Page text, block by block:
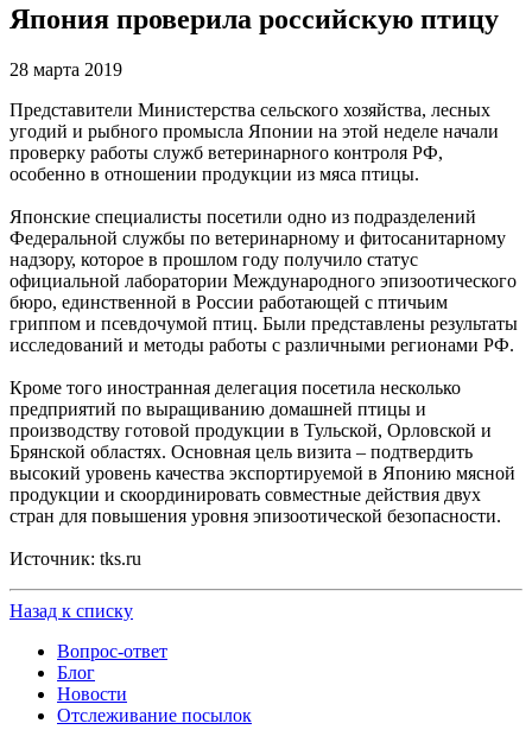
Япония проверила российскую птицу
28 марта 2019
Представители Министерства сельского хозяйства, лесных
угодий и рыбного промысла Японии на этой неделе начали
проверку работы служб ветеринарного контроля РФ,
особенно в отношении продукции из мяса птицы.
Японские специалисты посетили одно из подразделений
Федеральной службы по ветеринарному и фитосанитарному
надзору, которое в прошлом году получило статус
официальной лаборатории Международного эпизоотического
бюро, единственной в России работающей с птичьим
гриппом и псевдочумой птиц. Были представлены результаты
исследований и методы работы с различными регионами РФ.
Кроме того иностранная делегация посетила несколько
предприятий по выращиванию домашней птицы и
производству готовой продукции в Тульской, Орловской и
Брянской областях. Основная цель визита – подтвердить
высокий уровень качества экспортируемой в Японию мясной
продукции и скоординировать совместные действия двух
стран для повышения уровня эпизоотической безопасности.
Источник: tks.ru
Назад к списку
Вопрос-ответ
Блог
Новости
Отслеживание посылок